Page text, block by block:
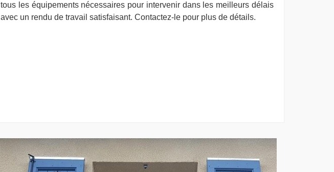
tous les équipements nécessaires pour intervenir dans les meilleurs délais
avec un rendu de travail satisfaisant. Contactez-le pour plus de détails.